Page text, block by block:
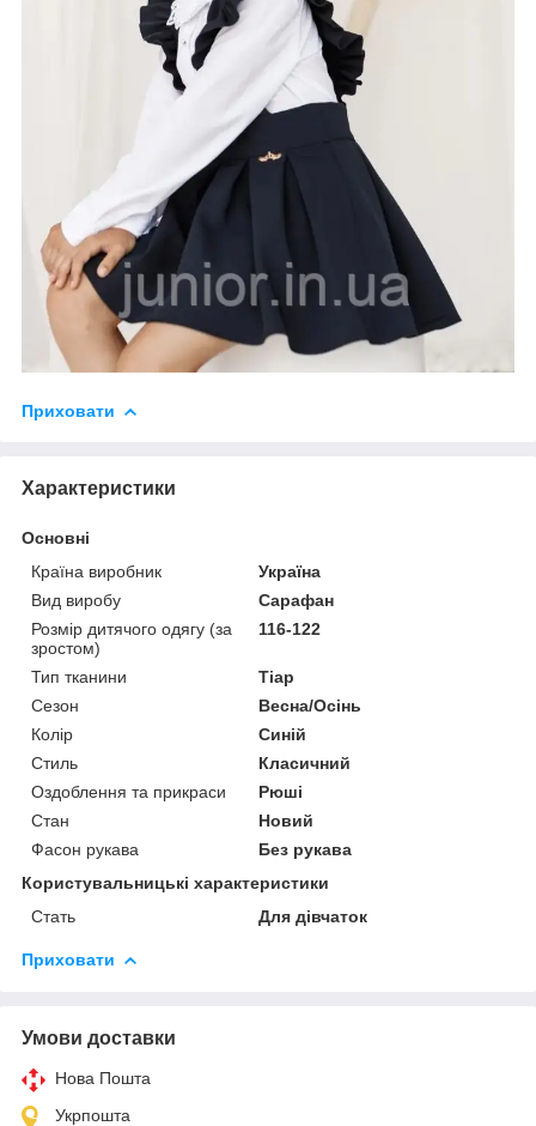
Приховати
Характеристики
Основні
Країна виробник
Україна
Вид виробу
Сарафан
Розмір дитячого одягу (за
зростом)
116-122
Тип тканини
Тіар
Сезон
Весна/Осінь
Колір
Синій
Стиль
Класичний
Оздоблення та прикраси
Рюші
Стан
Новий
Фасон рукава
Без рукава
Користувальницькі характеристики
Стать
Для дівчаток
Приховати
Умови доставки
Нова Пошта
Укрпошта